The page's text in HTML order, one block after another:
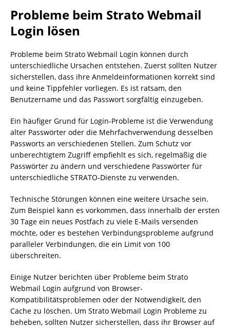
Probleme beim Strato Webmail
Login lösen
Probleme beim Strato Webmail Login können durch
unterschiedliche Ursachen entstehen. Zuerst sollten Nutzer
sicherstellen, dass ihre Anmeldeinformationen korrekt sind
und keine Tippfehler vorliegen. Es ist ratsam, den
Benutzername und das Passwort sorgfältig einzugeben.
Ein häufiger Grund für Login-Probleme ist die Verwendung
alter Passwörter oder die Mehrfachverwendung desselben
Passworts an verschiedenen Stellen. Zum Schutz vor
unberechtigtem Zugriff empfiehlt es sich, regelmäßig die
Passwörter zu ändern und verschiedene Passwörter für
unterschiedliche STRATO-Dienste zu verwenden.
Technische Störungen können eine weitere Ursache sein.
Zum Beispiel kann es vorkommen, dass innerhalb der ersten
30 Tage ein neues Postfach zu viele E-Mails versenden
möchte, oder es bestehen Verbindungsprobleme aufgrund
paralleler Verbindungen, die ein Limit von 100
überschreiten.
Einige Nutzer berichten über Probleme beim Strato
Webmail Login aufgrund von Browser-
Kompatibilitätsproblemen oder der Notwendigkeit, den
Cache zu löschen. Um Strato Webmail Login Probleme zu
beheben, sollten Nutzer sicherstellen, dass ihr Browser auf